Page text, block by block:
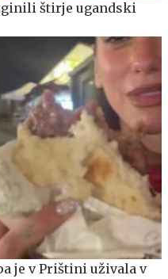
štirje ugandski
je v Prištini uživala v